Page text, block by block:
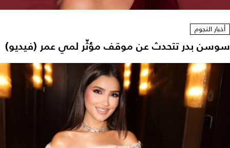
أخبار النجوم
سوسن بدر تتحدث عن موقف مؤثّر لمي عمر (فيديو)